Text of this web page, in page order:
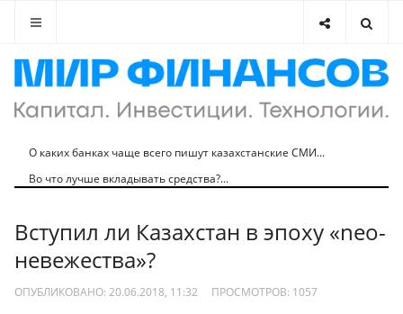
О каких банках чаще всего пишут казахстанские СМИ...
Во что лучше вкладывать средства?...
Вступил ли Казахстан в эпоху «neo-
невежества»?
ОПУБЛИКОВАНО: 20.06.2018, 11:32 ПРОСМОТРОВ: 1057